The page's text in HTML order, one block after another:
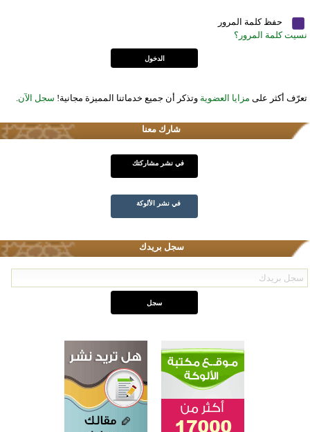
حفظ كلمة المرور
نسيت كلمة المرور؟
تعرّف أكثر على مزايا العضوية وتذكر أن جميع خدماتنا المميزة مجانية! سجل الآن.
شارك معنا
في نشر مشاركتك
في نشر الألوكة
سجل بريدك